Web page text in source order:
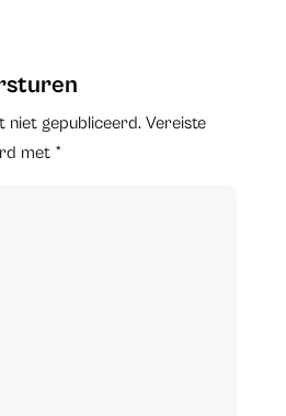
niet gepubliceerd. Vereiste
met *